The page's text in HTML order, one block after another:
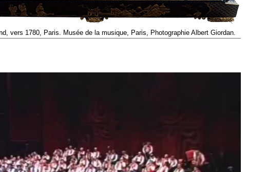
vers 1780, Paris. Musée de la musique, Paris, Photographie Albert Giordan.